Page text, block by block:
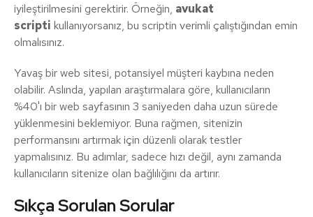
iyileştirilmesini gerektirir. Örneğin, avukat
scripti kullanıyorsanız, bu scriptin verimli çalıştığından emin
olmalısınız.
Yavaş bir web sitesi, potansiyel müşteri kaybına neden
olabilir. Aslında, yapılan araştırmalara göre, kullanıcıların
%40'ı bir web sayfasının 3 saniyeden daha uzun sürede
yüklenmesini beklemiyor. Buna rağmen, sitenizin
performansını artırmak için düzenli olarak testler
yapmalısınız. Bu adımlar, sadece hızı değil, aynı zamanda
kullanıcıların sitenize olan bağlılığını da artırır.
Sıkça Sorulan Sorular